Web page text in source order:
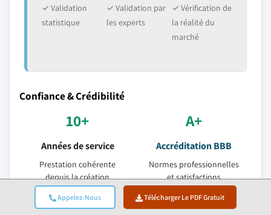
Appelez-Nous Télécharger Le PDF Gratuit
✓ Validation
statistique
✓ Validation par
les experts
✓ Vérification de
la réalité du
marché
Confiance & Crédibilité
10+
Années de service
Prestation cohérente
depuis la création
A+
Accréditation BBB
Normes professionnelles
et satisfactions
ISO 150+